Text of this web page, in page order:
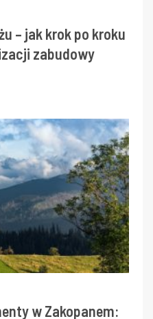
– jak krok po kroku
zabudowy
w Zakopanem: